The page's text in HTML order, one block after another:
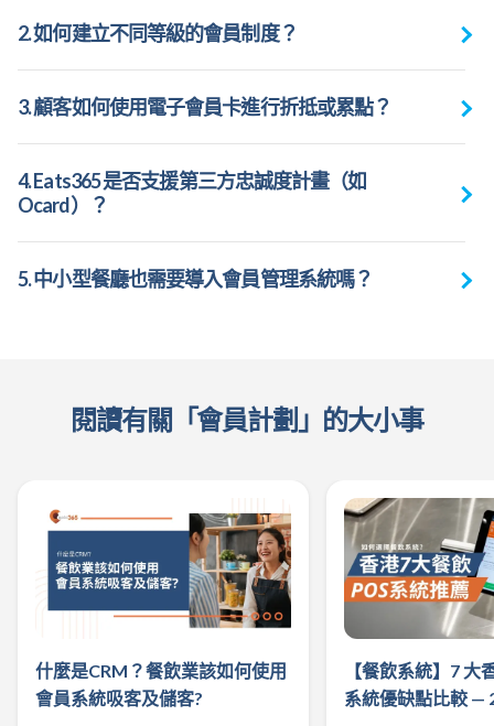
2. 如何建立不同等級的會員制度？
3. 顧客如何使用電子會員卡進行折抵或累點？
4. Eats365 是否支援第三方忠誠度計畫（如
Ocard）？
5. 中小型餐廳也需要導入會員管理系統嗎？
閱讀有關「會員計劃」的大小事
什麼是CRM？餐飲業該如何使用
會員系統吸客及儲客?
【餐飲系統】7 大
系統優缺點比較 —